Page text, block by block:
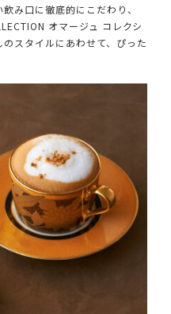
み口に徹底的にこだわり、
オマージュ コレクシ
スタイルにあわせて、ぴった